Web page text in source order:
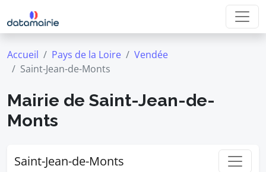
Accueil Pays de la Loire
Vendée
Saint-Jean-de-Monts
Mairie de Saint-Jean-de-
Monts
Saint-Jean-de-Monts